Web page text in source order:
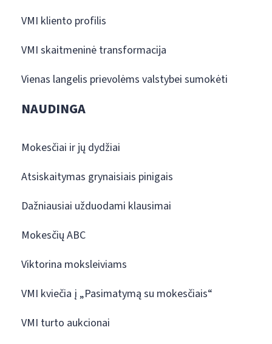
VMI kliento profilis
VMI skaitmeninė transformacija
Vienas langelis prievolėms valstybei sumokėti
NAUDINGA
Mokesčiai ir jų dydžiai
Atsiskaitymas grynaisiais pinigais
Dažniausiai užduodami klausimai
Mokesčių ABC
Viktorina moksleiviams
VMI kviečia į „Pasimatymą su mokesčiais“
VMI turto aukcionai